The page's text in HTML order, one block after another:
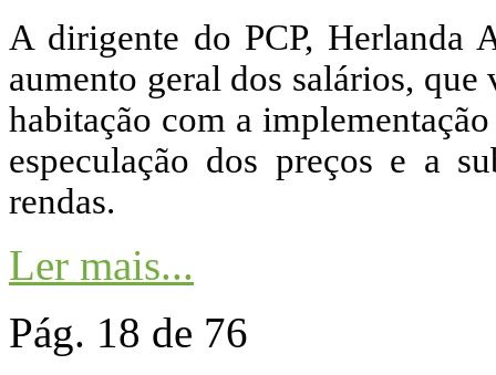
A dirigente do PCP, Herlanda
aumento geral dos salários,
habitação com a
especulação dos preços e a
rendas.
Ler mais...
Pág. 18 de 76